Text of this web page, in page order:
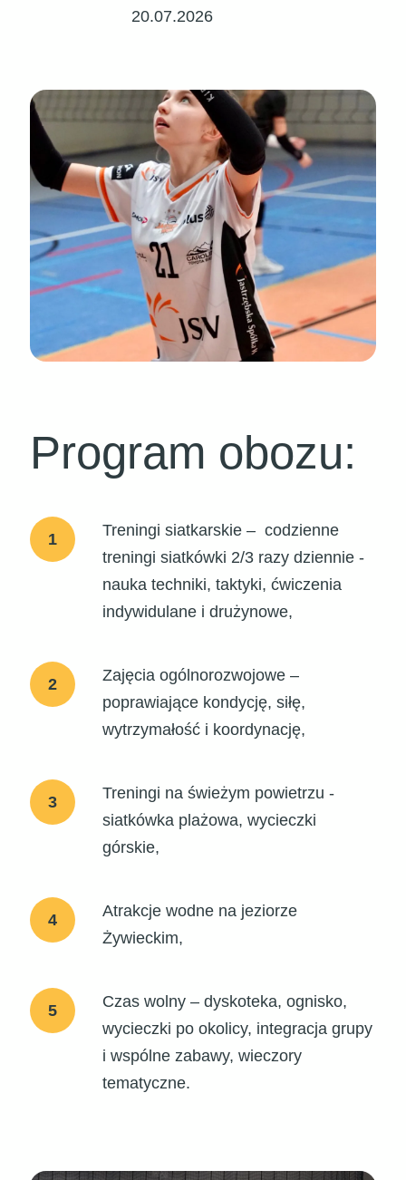
20.07.2026
Program obozu:
1
Treningi siatkarskie – codzienne
treningi siatkówki 2/3 razy dziennie -
nauka techniki, taktyki, ćwiczenia
indywidulane i drużynowe,
2
Zajęcia ogólnorozwojowe –
poprawiające kondycję, siłę,
wytrzymałość i koordynację,
3
Treningi na świeżym powietrzu -
siatkówka plażowa, wycieczki
górskie,
4
Atrakcje wodne na jeziorze
Żywieckim,
5
Czas wolny – dyskoteka, ognisko,
wycieczki po okolicy, integracja grupy
i wspólne zabawy, wieczory
tematyczne.